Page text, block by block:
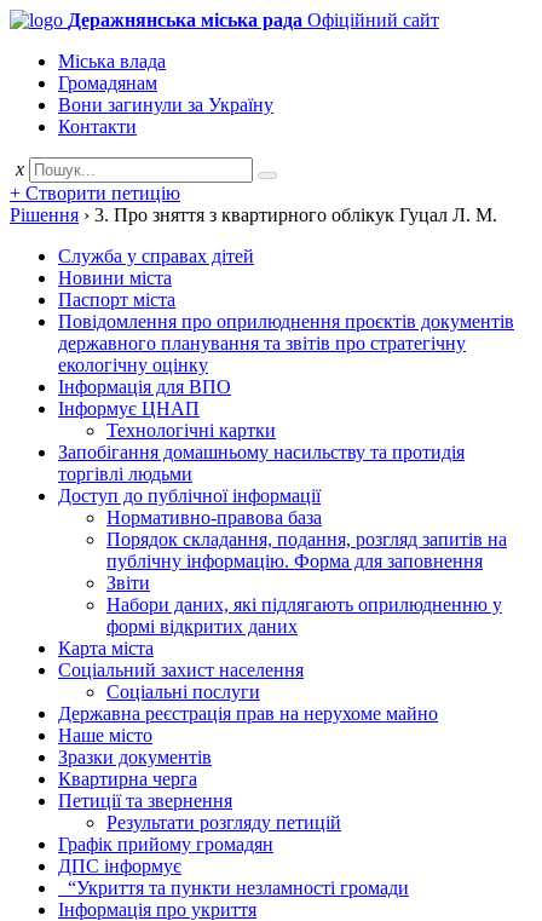
Деражнянська міська рада Офіційний сайт
Міська влада
Громадянам
Вони загинули за Україну
Контакти
x
+ Створити петицію
Рішення › 3. Про зняття з квартирного облікук Гуцал Л. М.
Служба у справах дітей
Новини міста
Паспорт міста
Повідомлення про оприлюднення проєктів документів
державного планування та звітів про стратегічну
екологічну оцінку
Інформація для ВПО
Інформує ЦНАП
Технологічні картки
Запобігання домашньому насильству та протидія
торгівлі людьми
Доступ до публічної інформації
Нормативно-правова база
Порядок складання, подання, розгляд запитів на
публічну інформацію. Форма для заповнення
Звіти
Набори даних, які підлягають оприлюдненню у
формі відкритих даних
Карта міста
Соціальний захист населення
Соціальні послуги
Державна реєстрація прав на нерухоме майно
Наше місто
Зразки документів
Квартирна черга
Петиції та звернення
Результати розгляду петицій
Графік прийому громадян
ДПС інформує
“Укриття та пункти незламності громади
Інформація про укриття